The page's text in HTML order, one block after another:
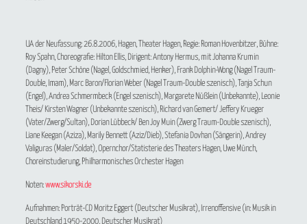
UA der Neufassung: 26.8.2006, Hagen, Theater Hagen, Regie: Roman Hovenbitzer, Bühne:
Roy Spahn, Choreografie: Hilton Ellis, Dirigent: Antony Hermus, mit Johanna Krumin
(Dagny), Peter Schöne (Nagel, Goldschmied, Henker), Frank Dolphin-Wong (Nagel Traum-
Double, Imam), Marc Baron/Florian Weber (Nagel Traum-Double szenisch), Tanja Schun
(Engel), Andrea Schmermbeck (Engel szenisch), Margarete Nüßlein (Unbekannte), Leonie
Theis/ Kirsten Wagner (Unbekannte szenisch), Richard van Gemert/ Jeffery Krueger
(Vater/Zwerg/Sultan), Dorian Lübbeck/ Ben Joy Muin (Zwerg Traum-Double szenisch),
Liane Keegan (Aziza), Marily Bennett (Aziz/Dieb), Stefania Dovhan (Sängerin), Andrey
Valiguras (Maler/Soldat), Opernchor/Statisterie des Theaters Hagen, Uwe Münch,
Choreinstudierung, Philharmonisches Orchester Hagen
Noten:www.sikorski.de
Aufnahmen: Porträt-CD Moritz Eggert (Deutscher Musikrat), Irrenoffensive (in: Musik in
Deutschland 1950-2000, Deutscher Musikrat)